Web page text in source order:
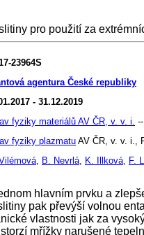
pro použití za
23964S
agentura České republiky
- 31.12.2019
fyziky materiálů AV ČR, v. v. i.
fyziky plazmatuAV ČR, v. v. i.,
, B. Nevrlá, K. Illková, F.
hlavním prvku a
pak převýší volnou
vlastnosti jak za
mřížky narušené